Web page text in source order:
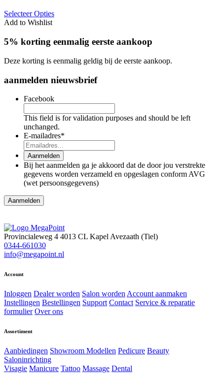
Selecteer Opties
Add to Wishlist
5% korting eenmalig eerste aankoop
Deze korting is eenmalig geldig bij de eerste aankoop.
aanmelden nieuwsbrief
Facebook
This field is for validation purposes and should be left
unchanged.
E-mailadres*
Aanmelden
Bij het aanmelden ga je akkoord dat de door jou verstrekte
gegevens worden verzameld en opgeslagen conform AVG
(wet persoonsgegevens)
Provincialeweg 4 4013 CL Kapel Avezaath (Tiel)
0344-661030
info@megapoint.nl
Account
Inloggen Dealer worden Salon worden Account aanmaken
Instellingen Bestellingen Support Contact Service & reparatie
formulier Over ons
Assortiment
Aanbiedingen Showroom Modellen Pedicure Beauty
Saloninrichting
Visagie Manicure Tattoo Massage Dental